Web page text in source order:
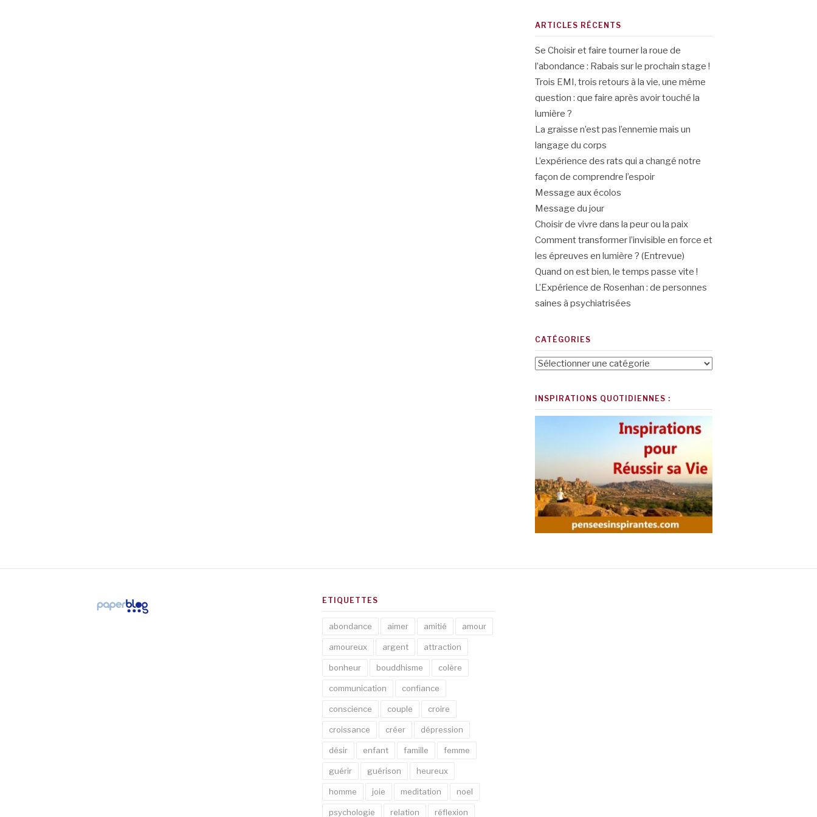
ARTICLES RÉCENTS
Se Choisir et faire tourner la roue de
l’abondance : Rabais sur le prochain stage !
Trois EMI, trois retours à la vie, une même
question : que faire après avoir touché la
lumière ?
La graisse n’est pas l’ennemie mais un
langage du corps
L’expérience des rats qui a changé notre
façon de comprendre l’espoir
Message aux écolos
Message du jour
Choisir de vivre dans la peur ou la paix
Comment transformer l’invisible en force et
les épreuves en lumière ? (Entrevue)
Quand on est bien, le temps passe vite !
L’Expérience de Rosenhan : de personnes
saines à psychiatrisées
CATÉGORIES
Catégories
INSPIRATIONS QUOTIDIENNES :
ETIQUETTES
abondance aimer amitié amour
amoureux argent attraction
bonheur bouddhisme colère
communication confiance
conscience couple croire
croissance créer dépression
désir enfant famille femme
guérir guérison heureux
homme joie meditation noel
psychologie relation réflexion